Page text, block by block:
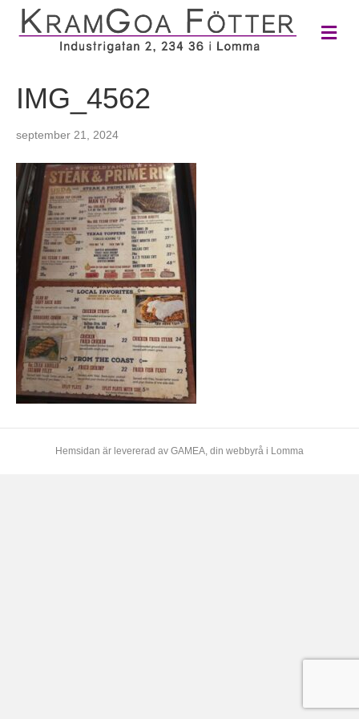
M
e
IMG_4562
september 21, 2024
Hemsidan är levererad av GAMEA, din webbyrå i Lomma